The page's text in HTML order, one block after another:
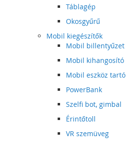
Táblagép
Okosgyűrű
Mobil kiegészítők
Mobil billentyűzet
Mobil kihangosító
Mobil eszköz tartó
PowerBank
Szelfi bot, gimbal
Érintőtoll
VR szemüveg